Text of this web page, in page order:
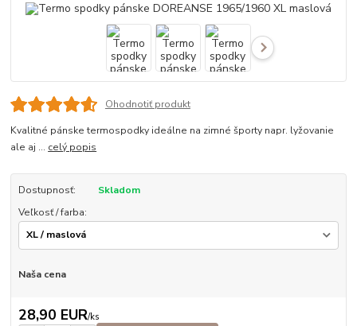
Ohodnotiť produkt
Kvalitné pánske termospodky ideálne na zimné športy napr. lyžovanie
ale aj ... celý popis
Dostupnosť:
Skladom
Veľkosť / farba:
Naša cena
28,90 EUR/ks